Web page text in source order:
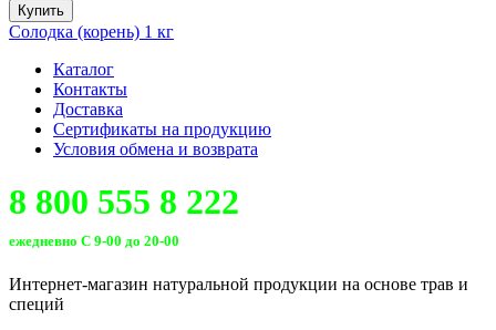
Купить
Солодка (корень) 1 кг
Каталог
Контакты
Доставка
Сертификаты на продукцию
Условия обмена и возврата
8 800 555 8 222
ежедневно С 9-00 до 20-00
Интернет-магазин натуральной продукции на основе трав и
специй